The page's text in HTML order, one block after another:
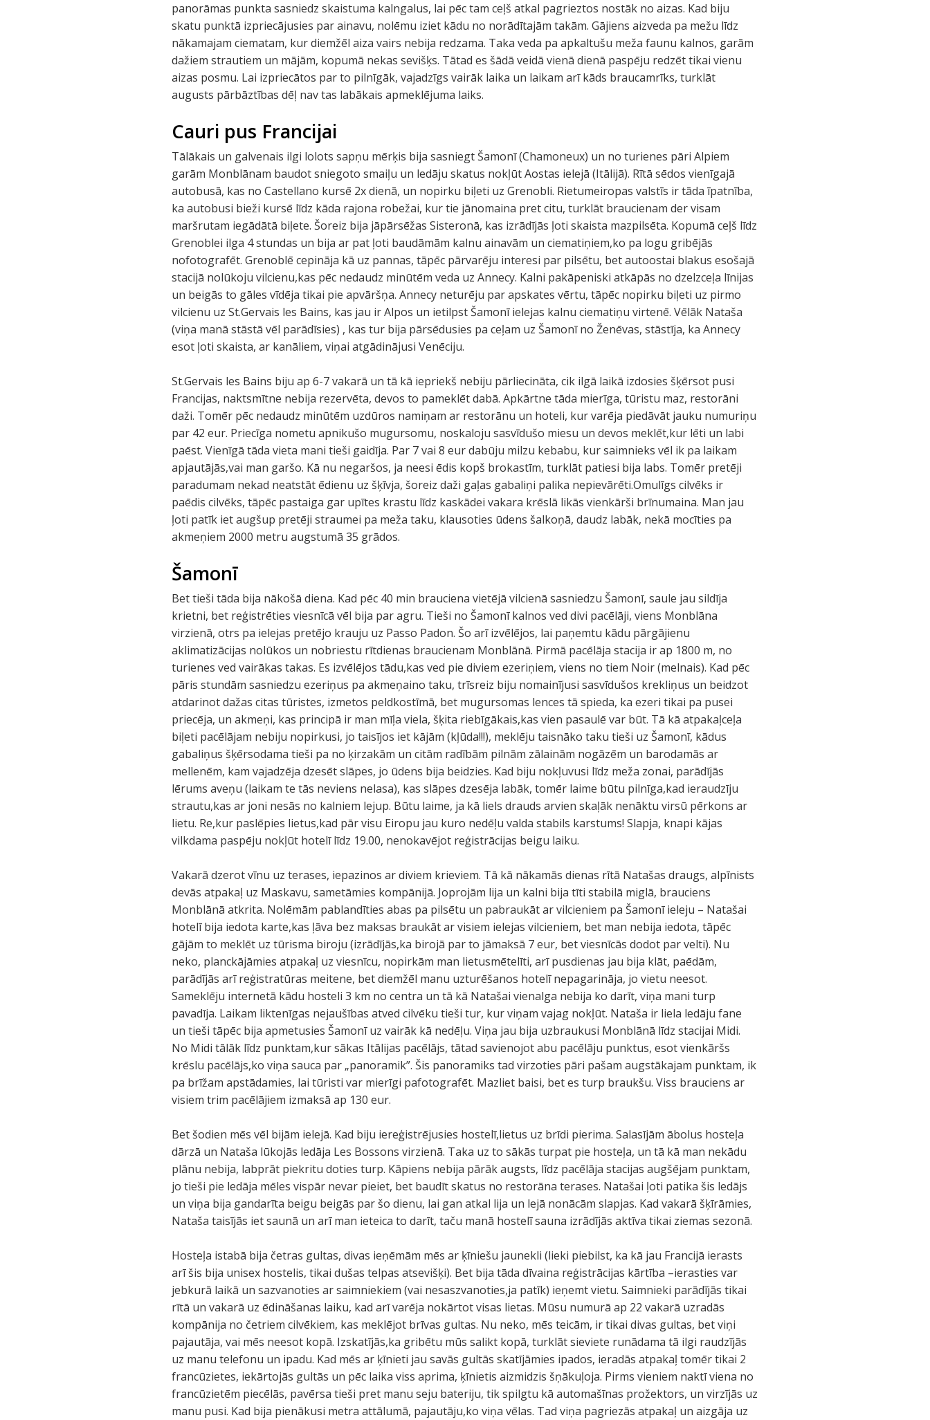
panorāmas punkta sasniedz skaistuma kalngalus, lai pēc tam ceļš atkal pagrieztos nostāk no aizas. Kad biju
skatu punktā izpriecājusies par ainavu, nolēmu iziet kādu no norādītajām takām. Gājiens aizveda pa mežu līdz
nākamajam ciematam, kur diemžēl aiza vairs nebija redzama. Taka veda pa apkaltušu meža faunu kalnos, garām
dažiem strautiem un mājām, kopumā nekas sevišķs. Tātad es šādā veidā vienā dienā paspēju redzēt tikai vienu
aizas posmu. Lai izpriecātos par to pilnīgāk, vajadzīgs vairāk laika un laikam arī kāds braucamrīks, turklāt
augusts pārbāztības dēļ nav tas labākais apmeklējuma laiks.
Cauri pus Francijai
Tālākais un galvenais ilgi lolots sapņu mērķis bija sasniegt Šamonī (Chamoneux) un no turienes pāri Alpiem
garām Monblānam baudot sniegoto smaiļu un ledāju skatus nokļūt Aostas ielejā (Itālijā). Rītā sēdos vienīgajā
autobusā, kas no Castellano kursē 2x dienā, un nopirku biļeti uz Grenobli. Rietumeiropas valstīs ir tāda īpatnība,
ka autobusi bieži kursē līdz kāda rajona robežai, kur tie jānomaina pret citu, turklāt braucienam der visam
maršrutam iegādātā biļete. Šoreiz bija jāpārsēžas Sisteronā, kas izrādījās ļoti skaista mazpilsēta. Kopumā ceļš līdz
Grenoblei ilga 4 stundas un bija ar pat ļoti baudāmām kalnu ainavām un ciematiņiem,ko pa logu gribējās
nofotografēt. Grenoblē cepināja kā uz pannas, tāpēc pārvarēju interesi par pilsētu, bet autoostai blakus esošajā
stacijā nolūkoju vilcienu,kas pēc nedaudz minūtēm veda uz Annecy. Kalni pakāpeniski atkāpās no dzelzceļa līnijas
un beigās to gāles vīdēja tikai pie apvāršņa. Annecy neturēju par apskates vērtu, tāpēc nopirku biļeti uz pirmo
vilcienu uz St.Gervais les Bains, kas jau ir Alpos un ietilpst Šamonī ielejas kalnu ciematiņu virtenē. Vēlāk Nataša
(viņa manā stāstā vēl parādīsies) , kas tur bija pārsēdusies pa ceļam uz Šamonī no Ženēvas, stāstīja, ka Annecy
esot ļoti skaista, ar kanāliem, viņai atgādinājusi Venēciju.
St.Gervais les Bains biju ap 6-7 vakarā un tā kā iepriekš nebiju pārliecināta, cik ilgā laikā izdosies šķērsot pusi
Francijas, naktsmītne nebija rezervēta, devos to pameklēt dabā. Apkārtne tāda mierīga, tūristu maz, restorāni
daži. Tomēr pēc nedaudz minūtēm uzdūros namiņam ar restorānu un hoteli, kur varēja piedāvāt jauku numuriņu
par 42 eur. Priecīga nometu apnikušo mugursomu, noskaloju sasvīdušo miesu un devos meklēt,kur lēti un labi
paēst. Vienīgā tāda vieta mani tieši gaidīja. Par 7 vai 8 eur dabūju milzu kebabu, kur saimnieks vēl ik pa laikam
apjautājās,vai man garšo. Kā nu negaršos, ja neesi ēdis kopš brokastīm, turklāt patiesi bija labs. Tomēr pretēji
paradumam nekad neatstāt ēdienu uz šķīvja, šoreiz daži gaļas gabaliņi palika nepievārēti.Omulīgs cilvēks ir
paēdis cilvēks, tāpēc pastaiga gar upītes krastu līdz kaskādei vakara krēslā likās vienkārši brīnumaina. Man jau
ļoti patīk iet augšup pretēji straumei pa meža taku, klausoties ūdens šalkoņā, daudz labāk, nekā mocīties pa
akmeņiem 2000 metru augstumā 35 grādos.
Šamonī
Bet tieši tāda bija nākošā diena. Kad pēc 40 min brauciena vietējā vilcienā sasniedzu Šamonī, saule jau sildīja
krietni, bet reģistrēties viesnīcā vēl bija par agru. Tieši no Šamonī kalnos ved divi pacēlāji, viens Monblāna
virzienā, otrs pa ielejas pretējo krauju uz Passo Padon. Šo arī izvēlējos, lai paņemtu kādu pārgājienu
aklimatizācijas nolūkos un nobriestu rītdienas braucienam Monblānā. Pirmā pacēlāja stacija ir ap 1800 m, no
turienes ved vairākas takas. Es izvēlējos tādu,kas ved pie diviem ezeriņiem, viens no tiem Noir (melnais). Kad pēc
pāris stundām sasniedzu ezeriņus pa akmeņaino taku, trīsreiz biju nomainījusi sasvīdušos krekliņus un beidzot
atdarinot dažas citas tūristes, izmetos peldkostīmā, bet mugursomas lences tā spieda, ka ezeri tikai pa pusei
priecēja, un akmeņi, kas principā ir man mīļa viela, šķita riebīgākais,kas vien pasaulē var būt. Tā kā atpakaļceļa
biļeti pacēlājam nebiju nopirkusi, jo taisījos iet kājām (kļūda!!!), meklēju taisnāko taku tieši uz Šamonī, kādus
gabaliņus šķērsodama tieši pa no ķirzakām un citām radībām pilnām zālainām nogāzēm un barodamās ar
mellenēm, kam vajadzēja dzesēt slāpes, jo ūdens bija beidzies. Kad biju nokļuvusi līdz meža zonai, parādījās
lērums aveņu (laikam te tās neviens nelasa), kas slāpes dzesēja labāk, tomēr laime būtu pilnīga,kad ieraudzīju
strautu,kas ar joni nesās no kalniem lejup. Būtu laime, ja kā liels drauds arvien skaļāk nenāktu virsū pērkons ar
lietu. Re,kur paslēpies lietus,kad pār visu Eiropu jau kuro nedēļu valda stabils karstums! Slapja, knapi kājas
vilkdama paspēju nokļūt hotelī līdz 19.00, nenokavējot reģistrācijas beigu laiku.
Vakarā dzerot vīnu uz terases, iepazinos ar diviem krieviem. Tā kā nākamās dienas rītā Natašas draugs, alpīnists
devās atpakaļ uz Maskavu, sametāmies kompānijā. Joprojām lija un kalni bija tīti stabilā miglā, brauciens
Monblānā atkrita. Nolēmām pablandīties abas pa pilsētu un pabraukāt ar vilcieniem pa Šamonī ieleju – Natašai
hotelī bija iedota karte,kas ļāva bez maksas braukāt ar visiem ielejas vilcieniem, bet man nebija iedota, tāpēc
gājām to meklēt uz tūrisma biroju (izrādījās,ka birojā par to jāmaksā 7 eur, bet viesnīcās dodot par velti). Nu
neko, planckājāmies atpakaļ uz viesnīcu, nopirkām man lietusmētelīti, arī pusdienas jau bija klāt, paēdām,
parādījās arī reģistratūras meitene, bet diemžēl manu uzturēšanos hotelī nepagarināja, jo vietu neesot.
Sameklēju internetā kādu hosteli 3 km no centra un tā kā Natašai vienalga nebija ko darīt, viņa mani turp
pavadīja. Laikam liktenīgas nejaušības atved cilvēku tieši tur, kur viņam vajag nokļūt. Nataša ir liela ledāju fane
un tieši tāpēc bija apmetusies Šamonī uz vairāk kā nedēļu. Viņa jau bija uzbraukusi Monblānā līdz stacijai Midi.
No Midi tālāk līdz punktam,kur sākas Itālijas pacēlājs, tātad savienojot abu pacēlāju punktus, esot vienkāršs
krēslu pacēlājs,ko viņa sauca par „panoramik”. Šis panoramiks tad virzoties pāri pašam augstākajam punktam, ik
pa brīžam apstādamies, lai tūristi var mierīgi pafotografēt. Mazliet baisi, bet es turp braukšu. Viss brauciens ar
visiem trim pacēlājiem izmaksā ap 130 eur.
Bet šodien mēs vēl bijām ielejā. Kad biju iereģistrējusies hostelī,lietus uz brīdi pierima. Salasījām ābolus hosteļa
dārzā un Nataša lūkojās ledāja Les Bossons virzienā. Taka uz to sākās turpat pie hosteļa, un tā kā man nekādu
plānu nebija, labprāt piekritu doties turp. Kāpiens nebija pārāk augsts, līdz pacēlāja stacijas augšējam punktam,
jo tieši pie ledāja mēles vispār nevar pieiet, bet baudīt skatus no restorāna terases. Natašai ļoti patika šis ledājs
un viņa bija gandarīta beigu beigās par šo dienu, lai gan atkal lija un lejā nonācām slapjas. Kad vakarā šķīrāmies,
Nataša taisījās iet saunā un arī man ieteica to darīt, taču manā hostelī sauna izrādījās aktīva tikai ziemas sezonā.
Hosteļa istabā bija četras gultas, divas ieņēmām mēs ar ķīniešu jaunekli (lieki piebilst, ka kā jau Francijā ierasts
arī šis bija unisex hostelis, tikai dušas telpas atsevišķi). Bet bija tāda dīvaina reģistrācijas kārtība –ierasties var
jebkurā laikā un sazvanoties ar saimniekiem (vai nesaszvanoties,ja patīk) ieņemt vietu. Saimnieki parādījās tikai
rītā un vakarā uz ēdināšanas laiku, kad arī varēja nokārtot visas lietas. Mūsu numurā ap 22 vakarā uzradās
kompānija no četriem cilvēkiem, kas meklējot brīvas gultas. Nu neko, mēs teicām, ir tikai divas gultas, bet viņi
pajautāja, vai mēs neesot kopā. Izskatījās,ka gribētu mūs salikt kopā, turklāt sieviete runādama tā ilgi raudzījās
uz manu telefonu un ipadu. Kad mēs ar ķīnieti jau savās gultās skatījāmies ipados, ieradās atpakaļ tomēr tikai 2
francūzietes, iekārtojās gultās un pēc laika viss aprima, ķīnietis aizmidzis šņākuļoja. Pirms vieniem naktī viena no
francūzietēm piecēlās, pavērsa tieši pret manu seju bateriju, tik spilgtu kā automašīnas prožektors, un virzījās uz
manu pusi. Kad bija pienākusi metra attālumā, pajautāju,ko viņa vēlas. Tad viņa pagriezās atpakaļ un aizgāja uz